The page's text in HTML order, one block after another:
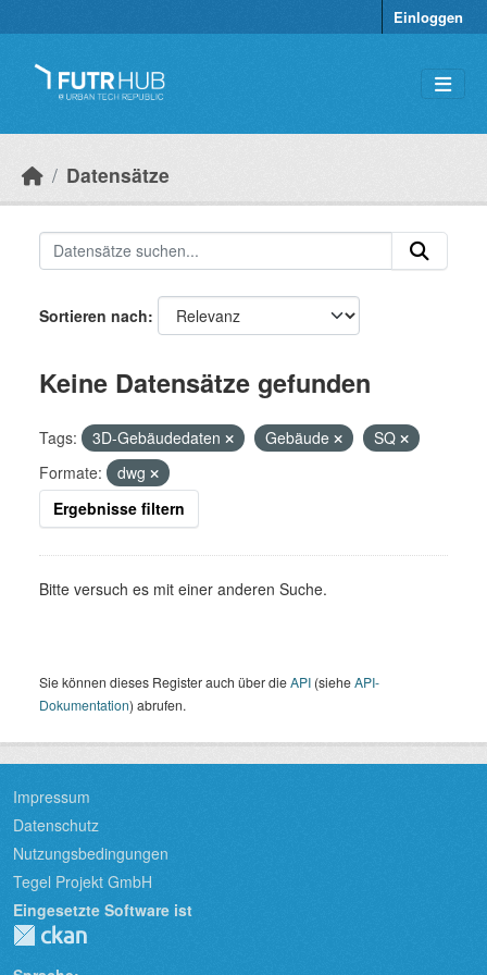
Einloggen
Datensätze
Sortieren nach
Keine Datensätze gefunden
Tags: 3D-Gebäudedaten Gebäude
SQ
Formate:
dwg
Ergebnisse filtern
Bitte versuch es mit einer anderen Suche.
Sie können dieses Register auch über dieAPI (sieheAPI-
Dokumentation) abrufen.
Impressum
Datenschutz
Nutzungsbedingungen
Tegel Projekt GmbH
Eingesetzte Software ist